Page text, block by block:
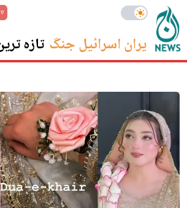
ایران اسرائیل جنگ تازہ